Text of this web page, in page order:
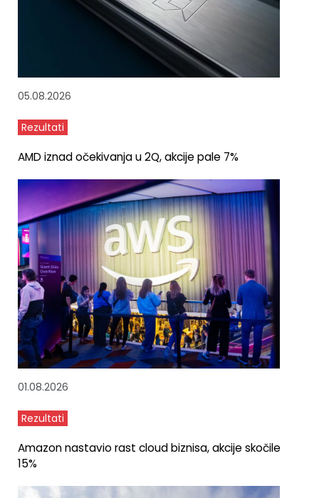
05.08.2026
Rezultati
AMD iznad očekivanja u 2Q, akcije pale 7%
01.08.2026
Rezultati
Amazon nastavio rast cloud biznisa, akcije skočile
15%